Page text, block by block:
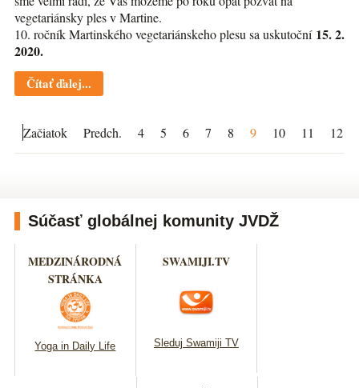
vegetariánsky ples v Martine.
10. ročník Martinského vegetariánskeho plesu sa uskutoční 15. 2.
2020.
Čítať ďalej...
Začiatok Predch. 4 5 6 7 8 9 10 11 12
Súčasť globálnej komunity JVDŽ
MEDZINÁRODNÁ
STRÁNKA
Yoga in Daily Life
SWAMIJI.TV
Sleduj Swamiji TV